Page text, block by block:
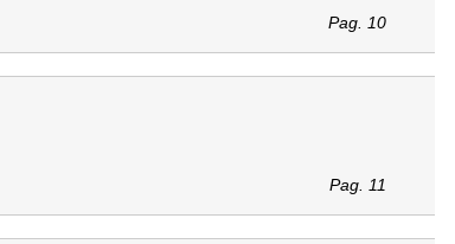
Pag. 10
Pag. 11